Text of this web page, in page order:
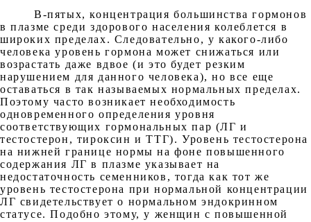
В-пятых, концентрация большинства гормонов
в плазме среди здорового населения колеблется в
широких пределах. Следовательно, у какого-либо
человека уровень гормона может снижаться или
возрастать даже вдвое (и это будет резким
нарушением для данного человека), но все еще
оставаться в так называемых нормальных пределах.
Поэтому часто возникает необходимость
одновременного определения уровня
соответствующих гормональных пар (ЛГ и
тестостерон, тироксин и ТТГ). Уровень тестостерона
на нижней границе нормы на фоне повышенного
содержания ЛГ в плазме указывает на
недостаточность семенников, тогда как тот же
уровень тестостерона при нормальной концентрации
ЛГ свидетельствует о нормальном эндокринном
статусе. Подобно этому, у женщин с повышенной